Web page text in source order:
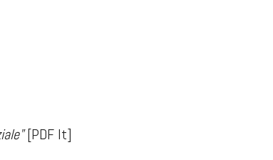
[PDF It]